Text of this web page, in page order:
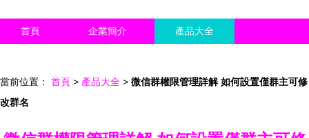
首頁 企業簡介 產品大全
當前位置： 首頁 > 產品大全 > 微信群權限管理詳解 如何設置僅群主可修
改群名